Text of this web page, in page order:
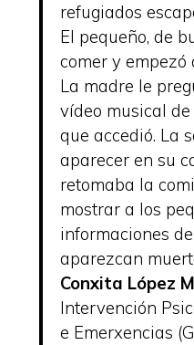
refugiados
El pequeño, de
comer y empezó
La madre le
vídeo musical
que accedió. La
aparecer en su
retomaba la
mostrar a los
informaciones
aparezcan
Conxita López
Intervención
e Emerxencias